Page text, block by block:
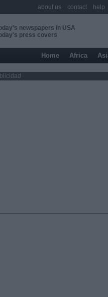
newspapers in USA
press covers
Home Africa
about us contact help